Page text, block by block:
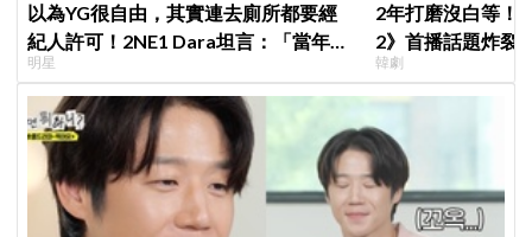
以為YG很自由，其實連去廁所都要經
紀人許可！2NE1 Dara坦言：「當年超
羨慕少女時代」
明星
2年打磨沒白等！
2》首播話題炸裂
季找我，我就拍
韓劇